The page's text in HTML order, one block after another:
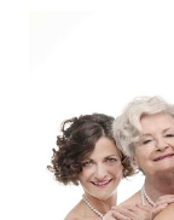
“Settembre
consecutivo. Il
giovani artisti
volta.